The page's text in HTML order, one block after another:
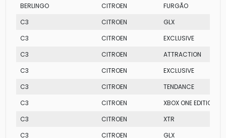
BERLINGO
CITROEN
FURGÃO
C3
CITROEN
GLX
C3
CITROEN
EXCLUSIVE
C3
CITROEN
ATTRACTION
C3
CITROEN
EXCLUSIVE
C3
CITROEN
TENDANCE
C3
CITROEN
XBOX ONE EDITION
C3
CITROEN
XTR
C3
CITROEN GLX